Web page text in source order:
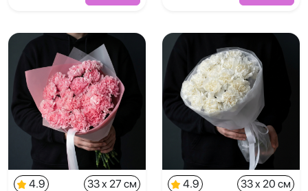
4.9
33 x 27 см
4.9
33 x 20 см